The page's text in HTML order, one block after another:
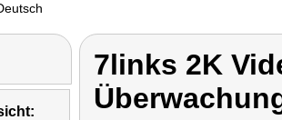
7links 2K